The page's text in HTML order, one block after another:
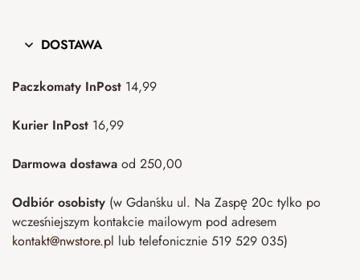
DOSTAWA
Paczkomaty InPost 14,99
Kurier InPost 16,99
Darmowa dostawa od 250,00
Odbiór osobisty (w Gdańsku ul. Na Zaspę 20c tylko po
wcześniejszym kontakcie mailowym pod adresem
kontakt@nwstore.pl lub telefonicznie 519 529 035)